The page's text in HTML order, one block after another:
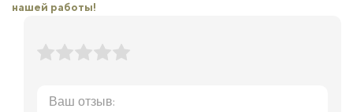
нашей работы!